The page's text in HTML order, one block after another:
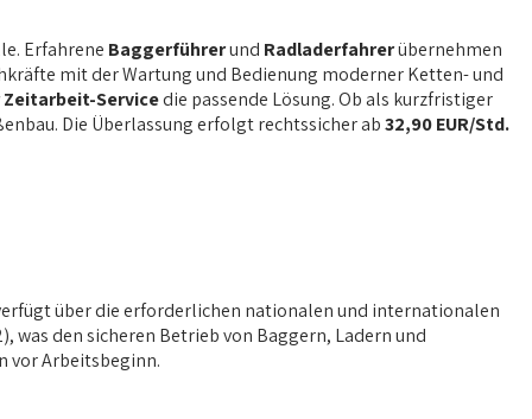
Erfahrene Baggerführerund Radladerfahrerübernehmen
mit der Wartung und Bedienung moderner Ketten- und
Servicedie passende Lösung. Ob als kurzfristiger
Die Überlassung erfolgt rechtssicher ab32,90 EUR/Std.
über die erforderlichen nationalen und internationalen
was den sicheren Betrieb von Baggern, Ladern und
vor Arbeitsbeginn.